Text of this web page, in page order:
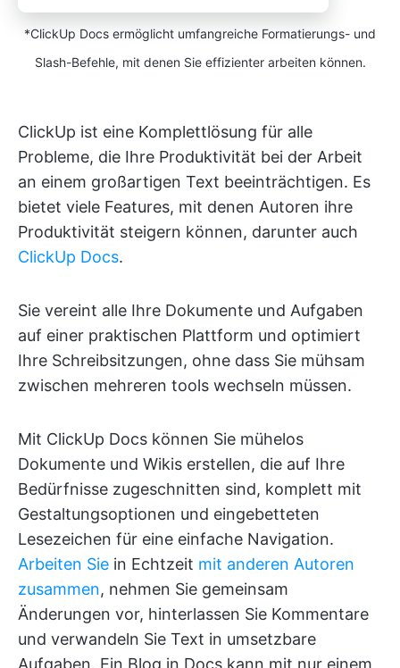
*ClickUp Docs ermöglicht umfangreiche Formatierungs- und
Slash-Befehle, mit denen Sie effizienter arbeiten können.
ClickUp ist eine Komplettlösung für alle
Probleme, die Ihre Produktivität bei der Arbeit
an einem großartigen Text beeinträchtigen. Es
bietet viele Features, mit denen Autoren ihre
Produktivität steigern können, darunter auch
ClickUp Docs.
Sie vereint alle Ihre Dokumente und Aufgaben
auf einer praktischen Plattform und optimiert
Ihre Schreibsitzungen, ohne dass Sie mühsam
zwischen mehreren tools wechseln müssen.
Mit ClickUp Docs können Sie mühelos
Dokumente und Wikis erstellen, die auf Ihre
Bedürfnisse zugeschnitten sind, komplett mit
Gestaltungsoptionen und eingebetteten
Lesezeichen für eine einfache Navigation.
Arbeiten Sie in Echtzeit mit anderen Autoren
zusammen, nehmen Sie gemeinsam
Änderungen vor, hinterlassen Sie Kommentare
und verwandeln Sie Text in umsetzbare
Aufgaben. Ein Blog in Docs kann mit nur einem